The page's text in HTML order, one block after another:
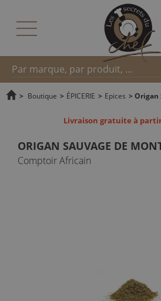
Recherche
> Boutique > ÉPICERIE > Epices > Origan
Livraison gratuite à partir
ORIGAN SAUVAGE DE
Comptoir Africain